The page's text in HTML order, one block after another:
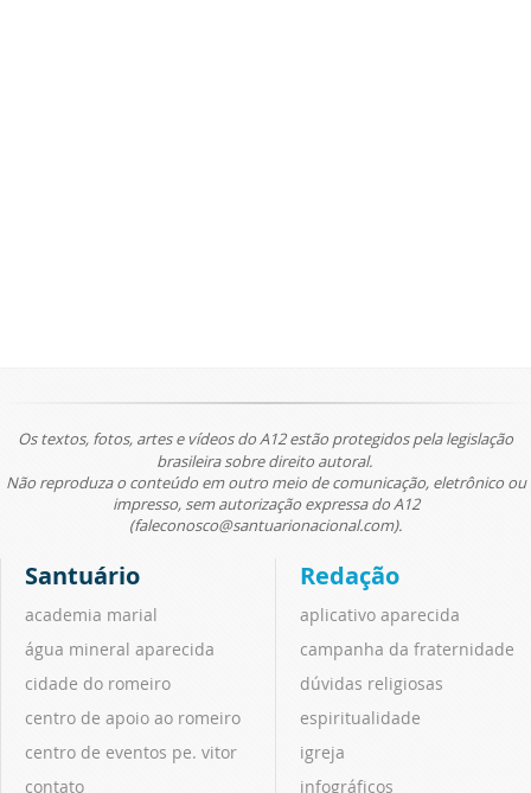
Os textos, fotos, artes e vídeos do A12 estão protegidos pela legislação
brasileira sobre direito autoral.
Não reproduza o conteúdo em outro meio de comunicação, eletrônico ou
impresso, sem autorização expressa do A12
(faleconosco@santuarionacional.com).
Santuário
academia marial
água mineral aparecida
cidade do romeiro
centro de apoio ao romeiro
centro de eventos pe. vitor
contato
Redação
aplicativo aparecida
campanha da fraternidade
dúvidas religiosas
espiritualidade
igreja
infográficos